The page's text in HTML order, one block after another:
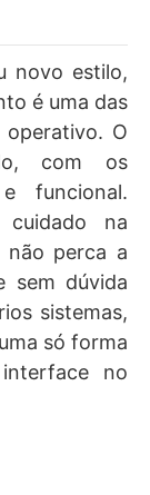
novo estilo,
é uma das
operativo. O
com os
funcional.
cuidado na
não perca a
sem dúvida
sistemas,
só forma
no